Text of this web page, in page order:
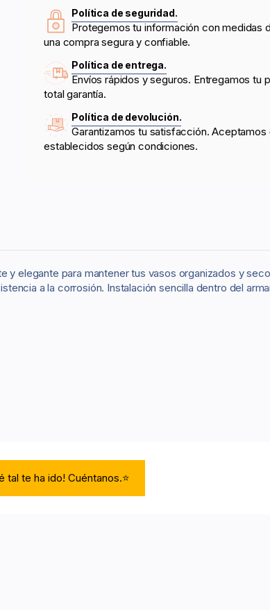
Política de seguridad.
Protegemos tu información con medidas
una compra segura y confiable.
Política de entrega.
Envíos rápidos y seguros. Entregamos tu
total garantía.
Política de devolución.
Garantizamos tu satisfacción.
establecidos según condiciones.
elegante para mantener tus vasos organizados y
a la corrosión. Instalación sencilla dentro del
tal te ha ido! Cuéntanos.⭐